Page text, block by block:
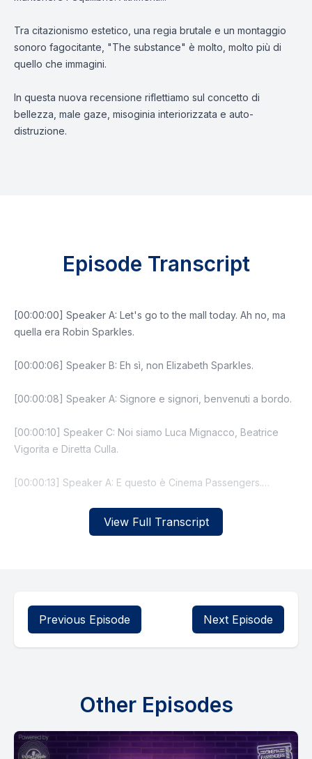
Tra citazionismo estetico, una regia brutale e un montaggio
sonoro fagocitante, "The substance" è molto, molto più di
quello che immagini.
In questa nuova recensione riflettiamo sul concetto di
bellezza, male gaze, misoginia interiorizzata e auto-
distruzione.
View Full Transcript
Episode Transcript
Previous Episode Next Episode
Other Episodes